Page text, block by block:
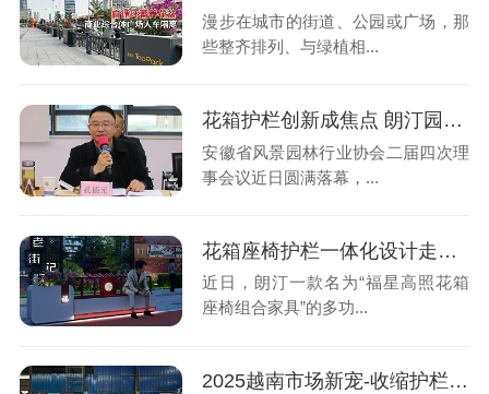
漫步在城市的街道、公园或广场，那
些整齐排列、与绿植相...
花箱护栏创新成焦点 朗汀园林孔德元在省风景园林理事会分享实践
安徽省风景园林行业协会二届四次理
事会议近日圆满落幕，...
花箱座椅护栏一体化设计走红，“福星高照”打造城市家具新标杆
近日，朗汀一款名为“福星高照花箱
座椅组合家具”的多功...
2025越南市场新宠-收缩护栏花箱-百世千秋，定制出口引领城市绿化新风尚